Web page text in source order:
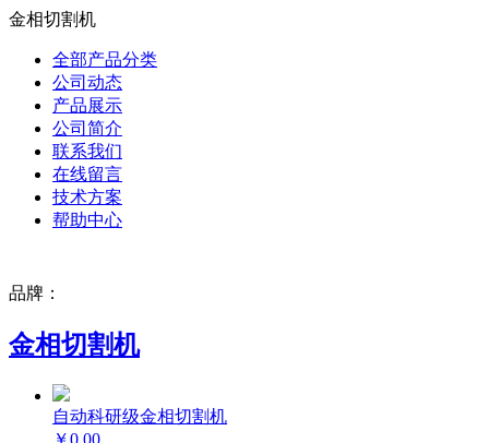
金相切割机
全部产品分类
公司动态
产品展示
公司简介
联系我们
在线留言
技术方案
帮助中心
品牌：
金相切割机
自动科研级金相切割机
￥0.00